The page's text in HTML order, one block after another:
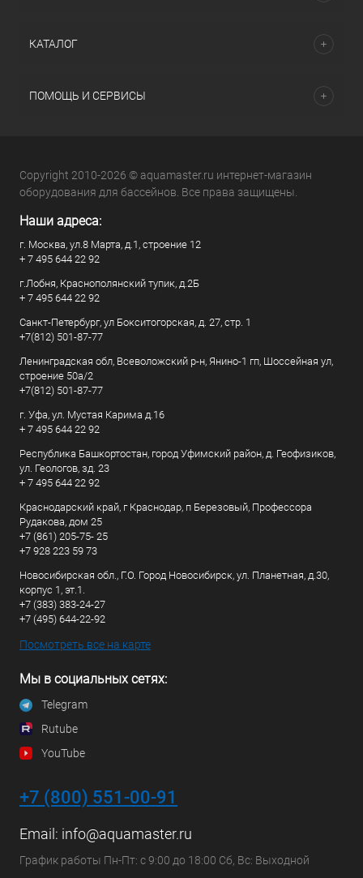
КАТАЛОГ
ПОМОЩЬ И СЕРВИСЫ
Copyright 2010-2026 © aquamaster.ru интернет-магазин
оборудования для бассейнов. Все права защищены.
Наши адреса:
г. Москва, ул.8 Марта, д.1, строение 12
+ 7 495 644 22 92
г.Лобня, Краснополянский тупик, д.2Б
+ 7 495 644 22 92
Санкт-Петербург, ул Бокситогорская, д. 27, стр. 1
+7(812) 501-87-77
Ленинградская обл, Всеволожский р-н, Янино-1 гп, Шоссейная ул,
строение 50а/2
+7(812) 501-87-77
г. Уфа, ул. Мустая Карима д.16
+ 7 495 644 22 92
Республика Башкортостан, город Уфимский район, д. Геофизиков,
ул. Геологов, зд. 23
+ 7 495 644 22 92
Краснодарский край, г Краснодар, п Березовый, Профессора
Рудакова, дом 25
+7 (861) 205-75- 25
+7 928 223 59 73
Новосибирская обл., Г.О. Город Новосибирск, ул. Планетная, д.30,
корпус 1, эт.1.
+7 (383) 383-24-27
+7 (495) 644-22-92
Посмотреть все на карте
Мы в социальных сетях:
Telegram
Rutube
YouTube
+7 (800) 551-00-91
Email: info@aquamaster.ru
График работы Пн-Пт: с 9:00 до 18:00 Сб, Вс: Выходной